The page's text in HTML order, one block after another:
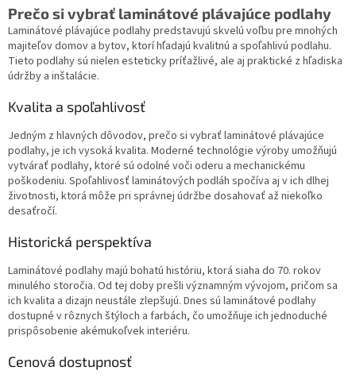
a
c
i
e
y
v
ý
p
i
v
a
n
i
e
Prečo si vybrať laminátové plávajúce podlahy
Laminátové plávajúce podlahy predstavujú skvelú voľbu pre mnohých
majiteľov domov a bytov, ktorí hľadajú kvalitnú a spoľahlivú podlahu.
Tieto podlahy sú nielen esteticky príťažlivé, ale aj praktické z hľadiska
údržby a inštalácie.
Kvalita a spoľahlivosť
Jedným z hlavných dôvodov, prečo si vybrať laminátové plávajúce
podlahy, je ich vysoká kvalita. Moderné technológie výroby umožňujú
vytvárať podlahy, ktoré sú odolné voči oderu a mechanickému
poškodeniu. Spoľahlivosť laminátových podláh spočíva aj v ich dlhej
životnosti, ktorá môže pri správnej údržbe dosahovať až niekoľko
desaťročí.
Historická perspektíva
Laminátové podlahy majú bohatú históriu, ktorá siaha do 70. rokov
minulého storočia. Od tej doby prešli významným vývojom, pričom sa
ich kvalita a dizajn neustále zlepšujú. Dnes sú laminátové podlahy
dostupné v rôznych štýloch a farbách, čo umožňuje ich jednoduché
prispôsobenie akémukoľvek interiéru.
Cenová dostupnosť